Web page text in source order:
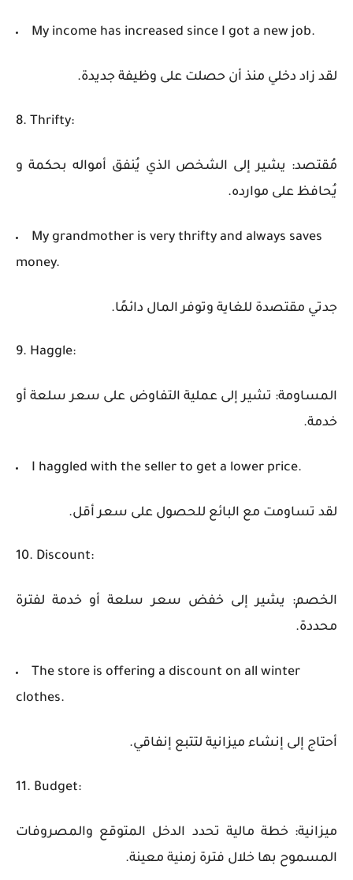
My income has increased since I got a new job.
لقد زاد دخلي منذ أن حصلت على وظيفة جديدة.
8. Thrifty:
مُقتصد: يشير إلى الشخص الذي يُنفق أمواله بحكمة و
يُحافظ على موارده.
My grandmother is very thrifty and always saves
money.
جدتي مقتصدة للغاية وتوفر المال دائمًا.
9. Haggle:
المساومة: تشير إلى عملية التفاوض على سعر سلعة أو
خدمة.
I haggled with the seller to get a lower price.
لقد تساومت مع البائع للحصول على سعر أقل.
10. Discount:
الخصم: يشير إلى خفض سعر سلعة أو خدمة لفترة
محددة.
The store is offering a discount on all winter
clothes.
أحتاج إلى إنشاء ميزانية لتتبع إنفاقي.
11. Budget:
ميزانية: خطة مالية تحدد الدخل المتوقع والمصروفات
المسموح بها خلال فترة زمنية معينة.